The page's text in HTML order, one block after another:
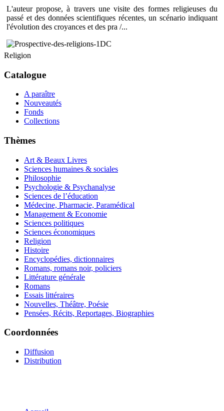
L'auteur propose, à travers une visite des formes religieuses du
passé et des données scientifiques récentes, un scénario indiquant
l'évolution des croyances et des pra /...
Religion
Catalogue
A paraître
Nouveautés
Fonds
Collections
Thèmes
Art & Beaux Livres
Sciences humaines & sociales
Philosophie
Psychologie & Psychanalyse
Sciences de l’éducation
Médecine, Pharmacie, Paramédical
Management & Economie
Sciences politiques
Sciences économiques
Religion
Histoire
Encyclopédies, dictionnaires
Romans, romans noir, policiers
Littérature générale
Romans
Essais littéraires
Nouvelles, Théâtre, Poésie
Pensées, Récits, Reportages, Biographies
Coordonnées
Diffusion
Distribution